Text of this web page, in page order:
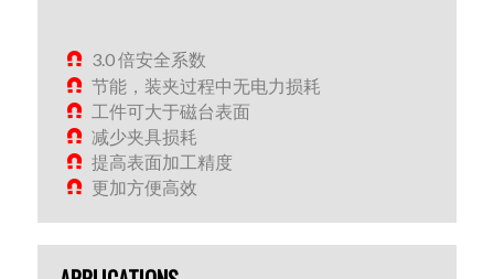
3.0 倍安全系数
节能，装夹过程中无电力损耗
工件可大于磁台表面
减少夹具损耗
提高表面加工精度
更加方便高效